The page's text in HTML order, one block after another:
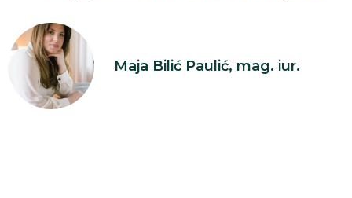
Maja Bilić Paulić, mag. iur.